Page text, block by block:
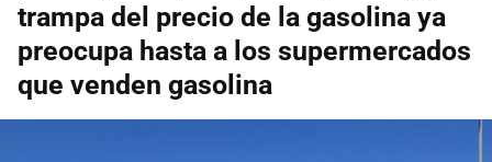
trampa del precio de la gasolina ya
preocupa hasta a los supermercados
que venden gasolina